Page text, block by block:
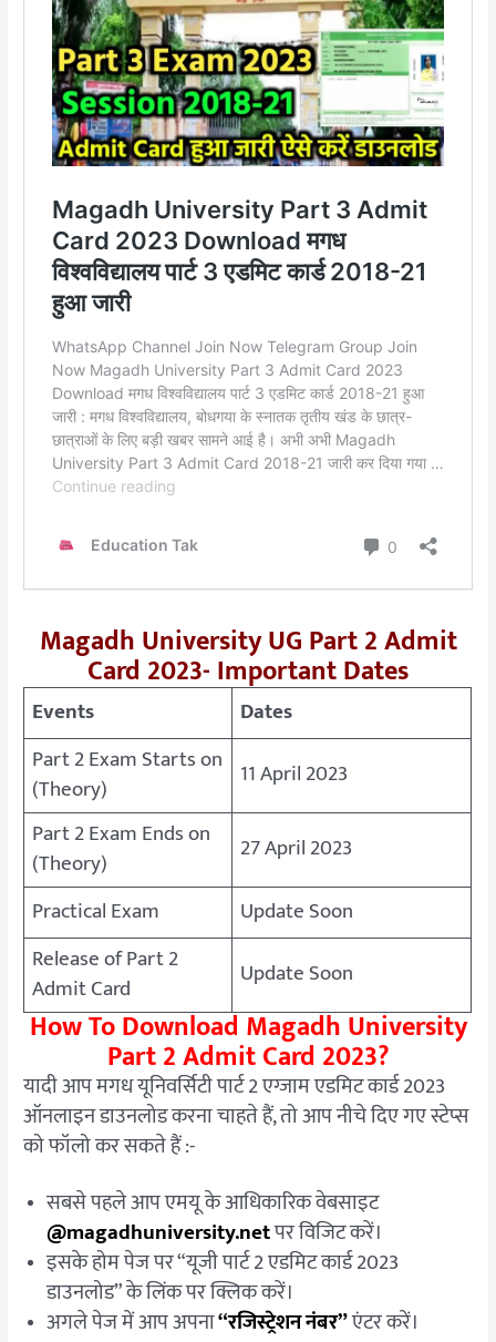
Magadh University UG Part 2 Admit
Card 2023- Important Dates
Events
Dates
Part 2 Exam Starts on
(Theory)
11 April 2023
Part 2 Exam Ends on
(Theory)
27 April 2023
Practical Exam
Update Soon
Release of Part 2
Admit Card
Update Soon
How To Download Magadh University
Part 2 Admit Card 2023?
यादी आप मगध यूनिवर्सिटी पार्ट 2 एग्जाम एडमिट कार्ड 2023
ऑनलाइन डाउनलोड करना चाहते हैं, तो आप नीचे दिए गए स्टेप्स
को फॉलो कर सकते हैं :-
सबसे पहले आप एमयू के आधिकारिक वेबसाइट
@magadhuniversity.netपर विजिट करें।
इसके होम पेज पर “यूजी पार्ट 2 एडमिट कार्ड 2023
डाउनलोड” के लिंक पर क्लिक करें।
अगले पेज में आप अपना“रजिस्ट्रेशन नंबर”एंटर करें।